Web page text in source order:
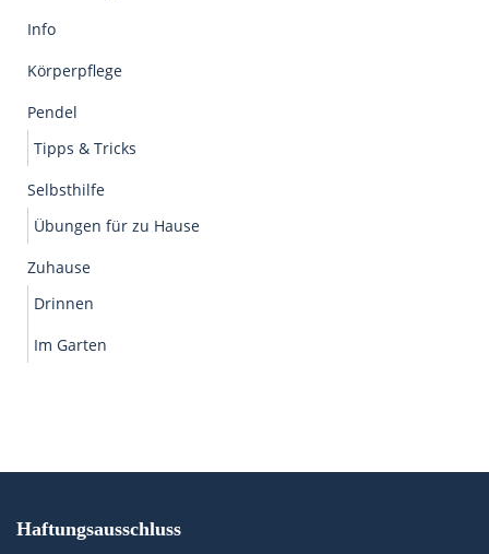
Info
Körperpflege
Pendel
Tipps & Tricks
Selbsthilfe
Übungen für zu Hause
Zuhause
Drinnen
Im Garten
Haftungsausschluss